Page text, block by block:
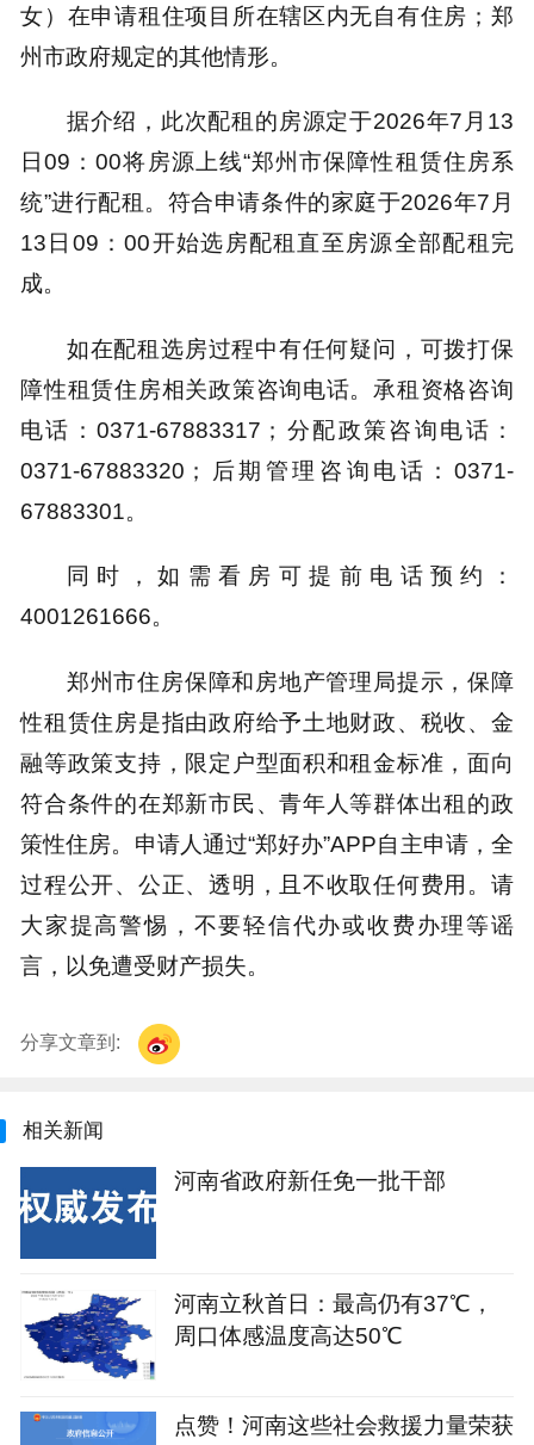
女）在申请租住项目所在辖区内无自有住房；郑
州市政府规定的其他情形。
据介绍，此次配租的房源定于2026年7月13
日09：00将房源上线“郑州市保障性租赁住房系
统”进行配租。符合申请条件的家庭于2026年7月
13日09：00开始选房配租直至房源全部配租完
成。
如在配租选房过程中有任何疑问，可拨打保
障性租赁住房相关政策咨询电话。承租资格咨询
电话：0371-67883317；分配政策咨询电话：
0371-67883320；后期管理咨询电话：0371-
67883301。
同时，如需看房可提前电话预约：
4001261666。
郑州市住房保障和房地产管理局提示，保障
性租赁住房是指由政府给予土地财政、税收、金
融等政策支持，限定户型面积和租金标准，面向
符合条件的在郑新市民、青年人等群体出租的政
策性住房。申请人通过“郑好办”APP自主申请，全
过程公开、公正、透明，且不收取任何费用。请
大家提高警惕，不要轻信代办或收费办理等谣
言，以免遭受财产损失。
分享文章到:
相关新闻
河南省政府新任免一批干部
河南立秋首日：最高仍有37℃，
周口体感温度高达50℃
点赞！河南这些社会救援力量荣获